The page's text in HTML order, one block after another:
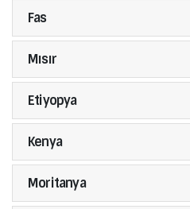
Fas
Mısır
Etiyopya
Kenya
Moritanya